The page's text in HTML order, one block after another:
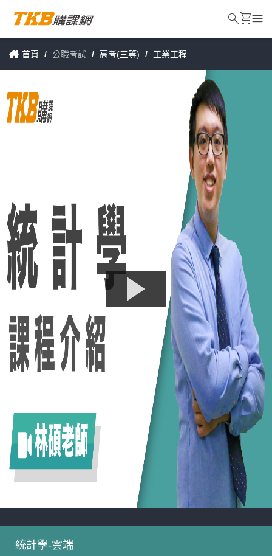
首頁 / 公職考試 / 高考(三等) / 工業工程
統計學-雲端
searchshopping_cartmenu